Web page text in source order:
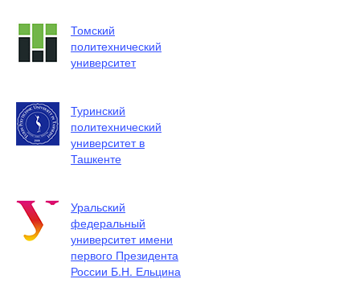
Томский
политехнический
университет
Туринский
политехнический
университет в
Ташкенте
Уральский
федеральный
университет имени
первого Президента
России Б.Н. Ельцина